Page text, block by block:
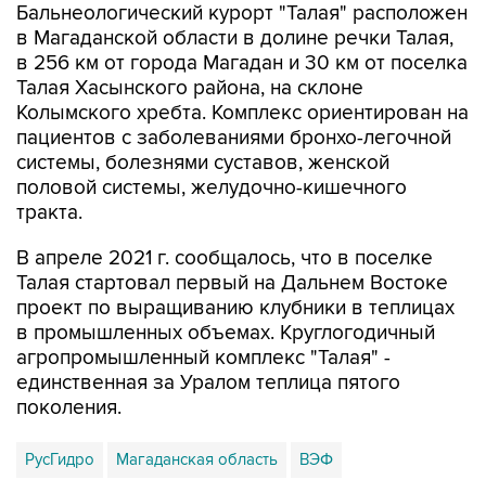
Бальнеологический курорт "Талая" расположен
в Магаданской области в долине речки Талая,
в 256 км от города Магадан и 30 км от поселка
Талая Хасынского района, на склоне
Колымского хребта. Комплекс ориентирован на
пациентов с заболеваниями бронхо-легочной
системы, болезнями суставов, женской
половой системы, желудочно-кишечного
тракта.
В апреле 2021 г. сообщалось, что в поселке
Талая стартовал первый на Дальнем Востоке
проект по выращиванию клубники в теплицах
в промышленных объемах. Круглогодичный
агропромышленный комплекс "Талая" -
единственная за Уралом теплица пятого
поколения.
РусГидро Магаданская область ВЭФ